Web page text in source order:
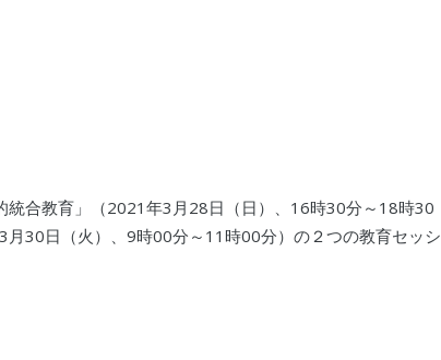
統合教育」（2021年3月28日（日）、16時30分～18時30
30日（火）、9時00分～11時00分）の２つの教育セッシ